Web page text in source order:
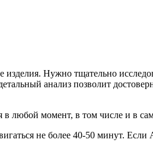
Нужно тщательно
анализ позволит
в любой момент, в том числе и в
не более 40-50 минут.